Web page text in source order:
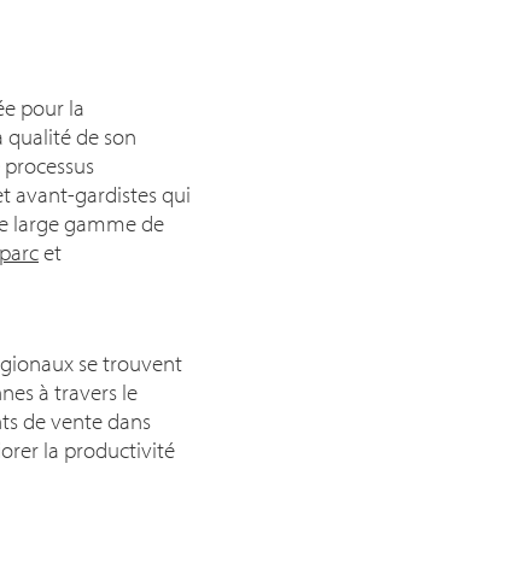
pour la
qualité de son
avant-gardistes qui
large gamme de
et
se trouvent
à travers le
de vente dans
la productivité